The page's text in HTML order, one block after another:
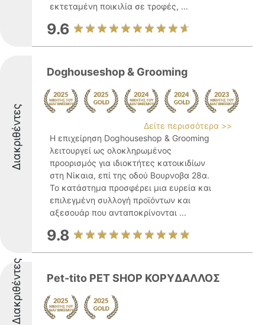
εκτεταμένη ποικιλία σε τροφές, ...
9.6
Διακριθέντες
Doghouseshop & Grooming
Δείτε περισσότερα >>
Η επιχείρηση Doghouseshop & Grooming
λειτουργεί ως ολοκληρωμένος
προορισμός για ιδιοκτήτες κατοικιδίων
στη Νίκαια, επί της οδού Βουρνοβα 28α.
Το κατάστημα προσφέρει μια ευρεία και
επιλεγμένη συλλογή προϊόντων και
αξεσουάρ που ανταποκρίνονται ...
9.8
Διακριθέντες Pet-tito PET SHOP ΚΟΡΥΔΑΛΛΟΣ